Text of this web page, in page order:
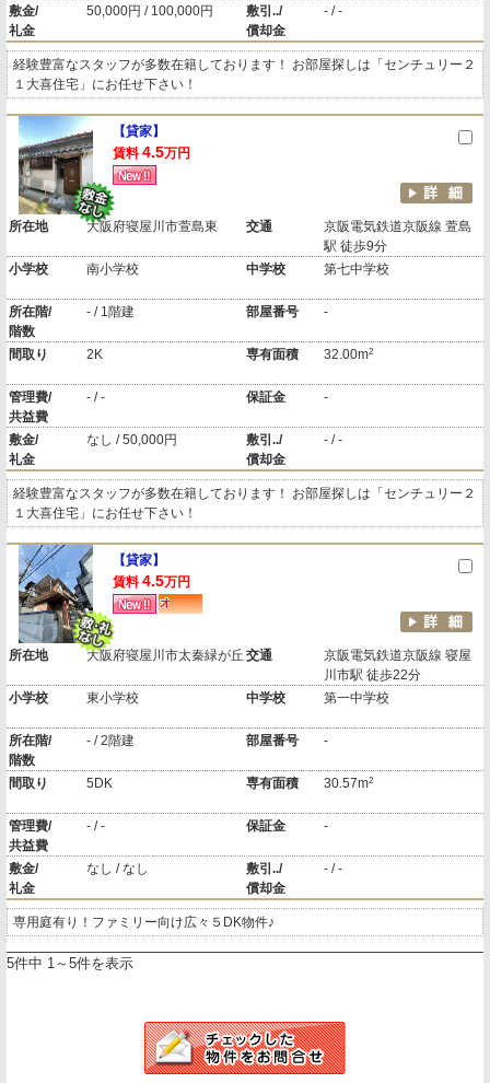
敷金/
礼金
50,000円 / 100,000円
敷引../
償却金
- / -
経験豊富なスタッフが多数在籍しております！ お部屋探しは「センチュリー２
１大喜住宅」にお任せ下さい！
【貸家】
賃料 4.5万円
所在地 大阪府寝屋川市萱島東 交通
京阪電気鉄道京阪線 萱島
駅 徒歩9分
小学校
南小学校 中学校 第七中学校
所在階/
階数
- / 1階建 部屋番号 -
間取り 2K 専有面積 32.00m2
管理費/
共益費
- / - 保証金 -
敷金/
礼金
なし / 50,000円
敷引../
償却金
- / -
経験豊富なスタッフが多数在籍しております！ お部屋探しは「センチュリー２
１大喜住宅」にお任せ下さい！
【貸家】
賃料 4.5万円
所在地 大阪府寝屋川市太秦緑が丘 交通
京阪電気鉄道京阪線 寝屋
川市駅 徒歩22分
小学校
東小学校 中学校 第一中学校
所在階/
階数
- / 2階建 部屋番号 -
間取り 5DK 専有面積 30.57m2
管理費/
共益費
- / - 保証金 -
敷金/
礼金
なし / なし
敷引../
償却金
- / -
専用庭有り！ファミリー向け広々５DK物件♪
5件中 1～5件を表示